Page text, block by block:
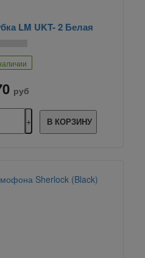
LM UKT- 2 Белая
руб
В КОРЗИНУ